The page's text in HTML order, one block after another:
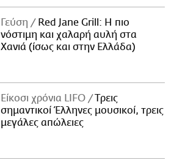
Γεύση
Red Jane Grill: Η πιο
νόστιμη και χαλαρή αυλή στα
Χανιά (ίσως και στην Ελλάδα)
Είκοσι χρόνια LIFO
Tρεις
σημαντικοί Έλληνες μουσικοί, τρεις
μεγάλες απώλειες